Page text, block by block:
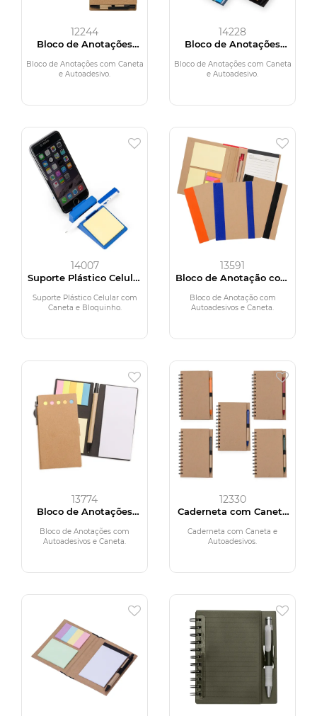
12244
Bloco de Anotações
com Caneta e
Autoadesivo
Bloco de Anotações com Caneta
e Autoadesivo.
14228
Bloco de Anotações
com Caneta e
Autoadesivo
Bloco de Anotações com Caneta
e Autoadesivo.
14007
Suporte Plástico Celular
Bloquinho
Suporte Plástico Celular com
Caneta e Bloquinho.
13591
Bloco de Anotação com
Autoadesivos e Caneta
Bloco de Anotação com
Autoadesivos e Caneta.
13774
Bloco de Anotações
com Autoadesivos e
Caneta
Bloco de Anotações com
Autoadesivos e Caneta.
12330
Caderneta com Caneta
Caderneta com Caneta e
Autoadesivos.